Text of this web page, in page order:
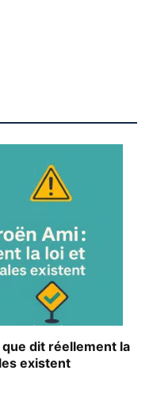
dit réellement la
existent